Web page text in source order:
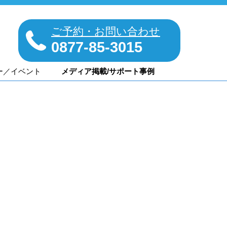
ご予約・お問い合わせ
0877-85-3015
／イベント メディア掲載/サポート事例